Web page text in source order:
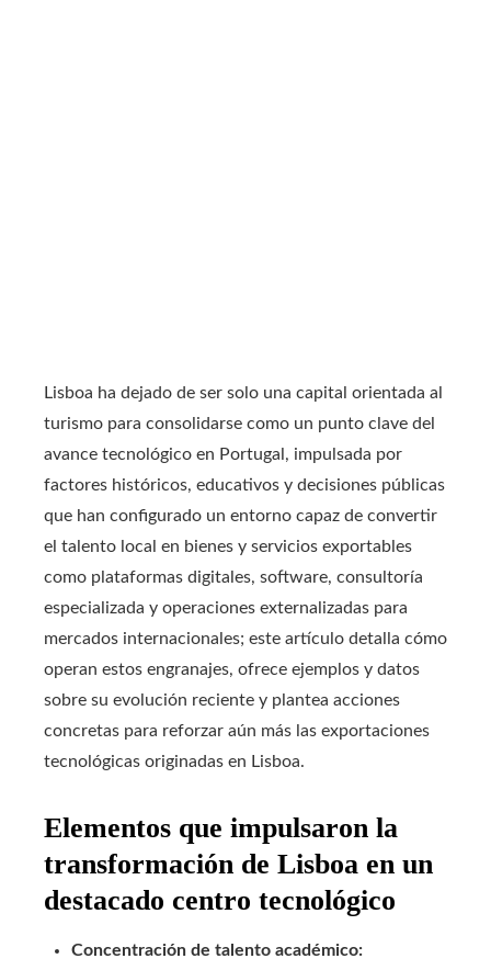
Lisboa ha dejado de ser solo una capital orientada al
turismo para consolidarse como un punto clave del
avance tecnológico en Portugal, impulsada por
factores históricos, educativos y decisiones públicas
que han configurado un entorno capaz de convertir
el talento local en bienes y servicios exportables
como plataformas digitales, software, consultoría
especializada y operaciones externalizadas para
mercados internacionales; este artículo detalla cómo
operan estos engranajes, ofrece ejemplos y datos
sobre su evolución reciente y plantea acciones
concretas para reforzar aún más las exportaciones
tecnológicas originadas en Lisboa.
Elementos que impulsaron la
transformación de Lisboa en un
destacado centro tecnológico
Concentración de talento académico: